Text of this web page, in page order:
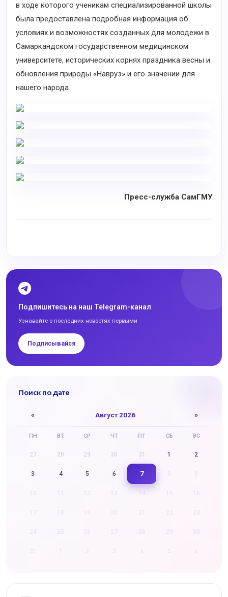
в ходе которого ученикам специализированной школы
была предоставлена подробная информация об
условиях и возможностях созданных для молодежи в
Самаркандском государственном медицинском
университете, исторических корнях праздника весны и
обновления природы «Навруз» и его значении для
нашего народа.
Пресс-служба СамГМУ
Подпишитесь на наш Telegram-канал
Узнавайте о последних новостях первыми
Подписывайся
Поиск по дате
« Август 2026 »
ПН ВТ СР ЧТ ПТ СБ ВС
27 28 29 30 31 1 2
3 4 5 6 7
14 16
22 23
28 29 30
4 5 6